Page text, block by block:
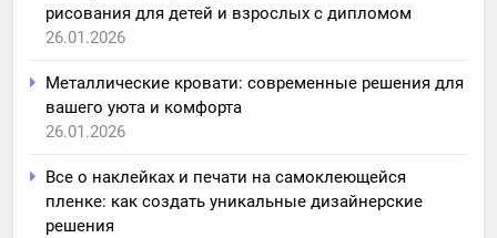
рисования для детей и взрослых с дипломом
26.01.2026
Металлические кровати: современные решения для
вашего уюта и комфорта
26.01.2026
Все о наклейках и печати на самоклеющейся
пленке: как создать уникальные дизайнерские
решения